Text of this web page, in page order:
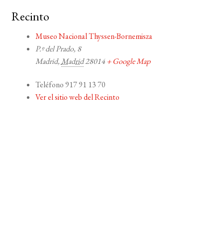
Recinto
Museo Nacional Thyssen-Bornemisza
P.º del Prado, 8
Madrid,Madrid28014 + Google Map
Teléfono 917 91 13 70
Ver el sitio web del Recinto